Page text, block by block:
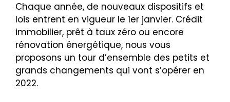
Chaque année, de nouveaux dispositifs et
lois entrent en vigueur le 1er janvier. Crédit
immobilier, prêt à taux zéro ou encore
rénovation énergétique, nous vous
proposons un tour d’ensemble des petits et
grands changements qui vont s’opérer en
2022.